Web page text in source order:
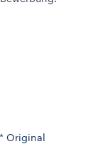
Original